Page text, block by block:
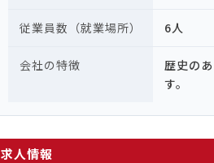
従業員数（就業場所） 6人
会社の特徴
歴史の
す。
求人情報